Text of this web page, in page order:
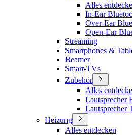
Alles
In-Ear
Over-Ear
Open-Ear
Streaming
Smartphones &
Beamer
Smart-TVs
Zubehör
Alles
Lautsprecher
Lautsprecher
Heizung
Alles entdecken